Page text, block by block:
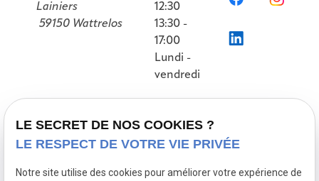
Lainiers
59150 Wattrelos
12:30
13:30 -
17:00
Lundi -
vendredi
Accueil
Présentation
Nos références
LE SECRET DE NOS COOKIES ?
LE RESPECT DE VOTRE VIE PRIVÉE
Notre site utilise des cookies pour améliorer votre expérience de